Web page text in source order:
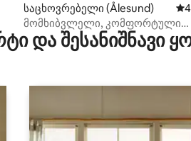
საცხოვრებელი (Ålesund)
მომხიბვლელი, კომფორტული
ავტოფურგონი. ხედი და
და შესანიშნავი